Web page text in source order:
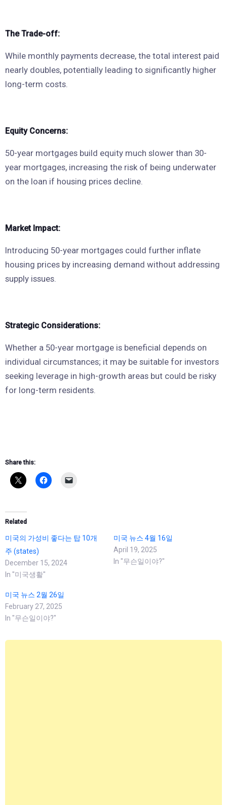
The Trade-off:
While monthly payments decrease, the total interest paid
nearly doubles, potentially leading to significantly higher
long-term costs.
Equity Concerns:
50-year mortgages build equity much slower than 30-
year mortgages, increasing the risk of being underwater
on the loan if housing prices decline.
Market Impact:
Introducing 50-year mortgages could further inflate
housing prices by increasing demand without addressing
supply issues.
Strategic Considerations:
Whether a 50-year mortgage is beneficial depends on
individual circumstances; it may be suitable for investors
seeking leverage in high-growth areas but could be risky
for long-term residents.
Share this:
Related
미국의 가성비 좋다는 탑 10개
주 (states)
December 15, 2024
In "미국생활"
미국 뉴스 4월 16일
April 19, 2025
In "무슨일이야?"
미국 뉴스 2월 26일
February 27, 2025
In "무슨일이야?"